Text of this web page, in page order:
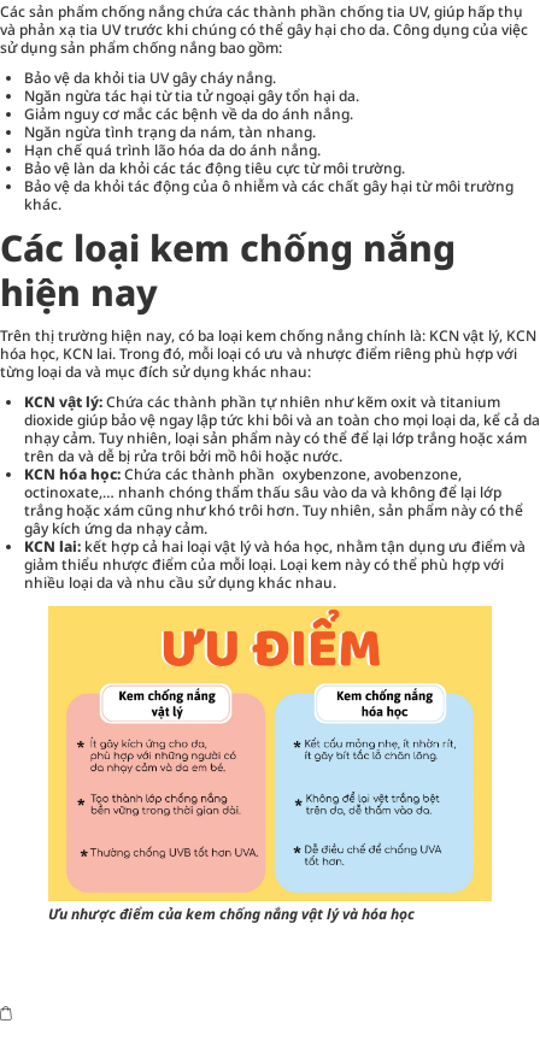
Các sản phẩm chống nắngchứa các thành phần chống tia UV, giúp hấp thụ
và phản xạ tia UV trước khi chúng có thể gây hại cho da. Công dụng của việc
sử dụng sản phẩm chống nắng bao gồm:
Bảo vệ da khỏi tia UV gây cháy nắng.
Ngăn ngừa tác hại từ tia tử ngoại gây tổn hại da.
Giảm nguy cơ mắc các bệnh về da do ánh nắng.
Ngăn ngừa tình trạng da nám, tàn nhang.
Hạn chế quá trình lão hóa da do ánh nắng.
Bảo vệ làn da khỏi các tác động tiêu cực từ môi trường.
Bảo vệ da khỏi tác động của ô nhiễm và các chất gây hại từ môi trường
khác.
Các loại kem chống nắng
hiện nay
Trên thị trường hiện nay, có ba loại kem chống nắng chính là: KCN vật lý, KCN
hóa học, KCN lai. Trong đó, mỗi loại có ưu và nhược điểm riêng phù hợp với
từng loại da và mục đích sử dụng khác nhau:
KCN vật lý:Chứa các thành phần tự nhiên như kẽm oxit và titanium
dioxide giúp bảo vệ ngay lập tức khi bôi và an toàn cho mọi loại da, kể cả da
nhạy cảm. Tuy nhiên, loại sản phẩm này có thể để lại lớp trắng hoặc xám
trên da và dễ bị rửa trôi bởi mồ hôi hoặc nước.
KCN hóa học:Chứa các thành phần oxybenzone, avobenzone,
octinoxate,… nhanh chóng thẩm thấu sâu vào da và không để lại lớp
trắng hoặc xám cũng như khó trôi hơn. Tuy nhiên, sản phẩm này có thể
gây kích ứng da nhạy cảm.
KCN lai: kết hợp cả hai loại vật lý và hóa học, nhằm tận dụng ưu điểm và
giảm thiểu nhược điểm của mỗi loại. Loại kem này có thể phù hợp với
nhiều loại da và nhu cầu sử dụng khác nhau.
Ưu nhược điểm của kem chống nắng vật lý và hóa học